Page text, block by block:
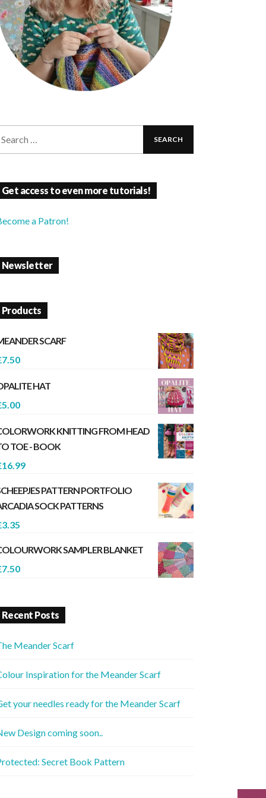
Get access to even more tutorials!
a Patron!
Newsletter
Products
SCARF
7.50
HAT
5.00
KNITTING FROM HEAD
TOE - BOOK
16.99
PATTERN PORTFOLIO
SOCK PATTERNS
3.35
SAMPLER BLANKET
7.50
Recent Posts
Meander Scarf
Inspiration for the Meander Scarf
your needles ready for the Meander Scarf
Design coming soon..
Secret Book Pattern